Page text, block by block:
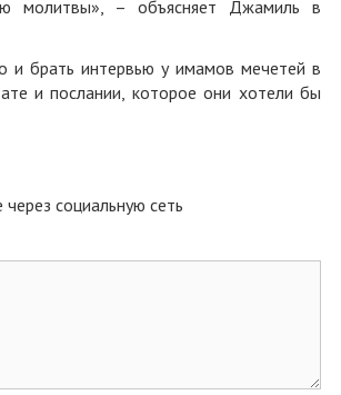
молитвы», – объясняет Джамиль в
и брать интервью у имамов мечетей в
и послании, которое они хотели бы
социальную сеть